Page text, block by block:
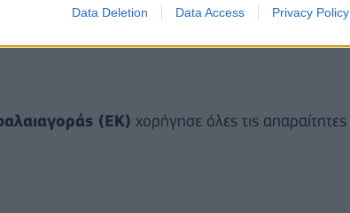
Data Deletion Data Access Privacy Policy
ελάχιστη προϋπόθεση (50% + 1
(ΕΚ) χορήγησε όλες τις απαραίτητες